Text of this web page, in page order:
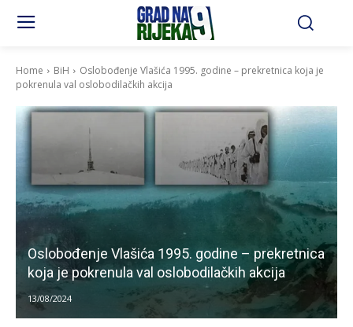
Home BiH
Oslobođenje Vlašića 1995. godine – prekretnica koja je
pokrenula val oslobodilačkih akcija
Oslobođenje Vlašića 1995. godine – prekretnica
koja je pokrenula val oslobodilačkih akcija
13/08/2024